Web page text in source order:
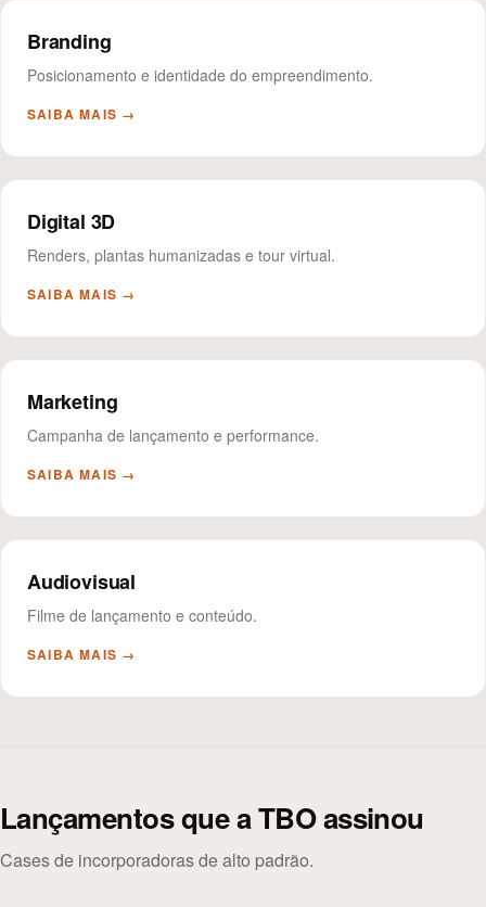
Branding
Posicionamento e identidade do empreendimento.
SAIBA MAIS →
Digital 3D
Renders, plantas humanizadas e tour virtual.
SAIBA MAIS →
Marketing
Campanha de lançamento e performance.
SAIBA MAIS →
Audiovisual
Filme de lançamento e conteúdo.
SAIBA MAIS →
Lançamentos que a TBO assinou
Cases de incorporadoras de alto padrão.